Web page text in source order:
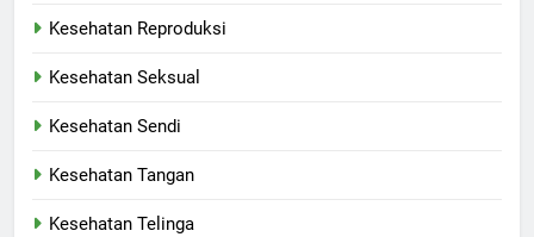
Kesehatan Reproduksi
Kesehatan Seksual
Kesehatan Sendi
Kesehatan Tangan
Kesehatan Telinga